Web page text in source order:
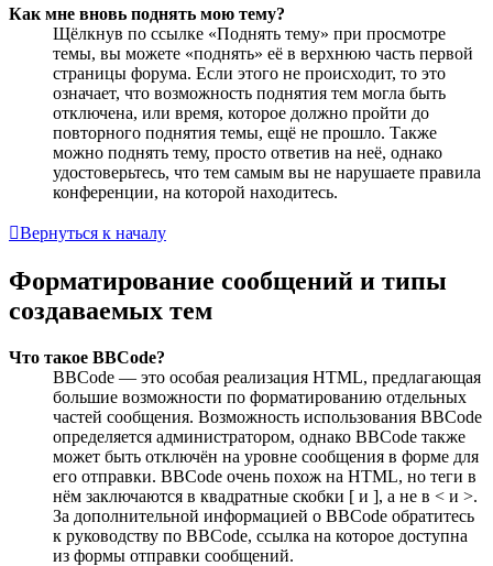
Как мне вновь поднять мою тему?
Щёлкнув по ссылке «Поднять тему» при просмотре
темы, вы можете «поднять» её в верхнюю часть первой
страницы форума. Если этого не происходит, то это
означает, что возможность поднятия тем могла быть
отключена, или время, которое должно пройти до
повторного поднятия темы, ещё не прошло. Также
можно поднять тему, просто ответив на неё, однако
удостоверьтесь, что тем самым вы не нарушаете правила
конференции, на которой находитесь.
Вернуться к началу
Форматирование сообщений и типы
создаваемых тем
Что такое BBCode?
BBCode — это особая реализация HTML, предлагающая
большие возможности по форматированию отдельных
частей сообщения. Возможность использования BBCode
определяется администратором, однако BBCode также
может быть отключён на уровне сообщения в форме для
его отправки. BBCode очень похож на HTML, но теги в
нём заключаются в квадратные скобки [ и ], а не в < и >.
За дополнительной информацией о BBCode обратитесь
к руководству по BBCode, ссылка на которое доступна
из формы отправки сообщений.